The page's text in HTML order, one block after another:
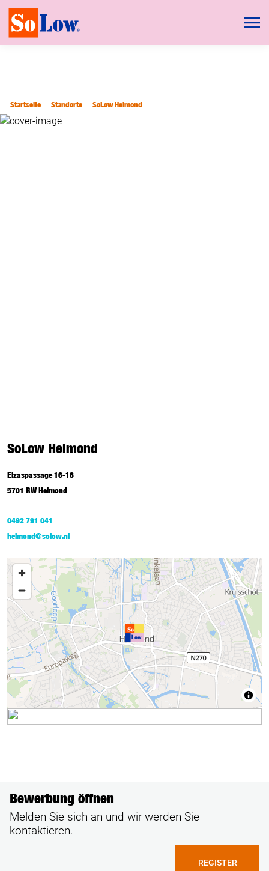
Startseite Standorte SoLow Helmond
SoLow Helmond
Elzaspassage 16-18
5701 RW Helmond
0492 791 041
helmond@solow.nl
Bewerbung öffnen
Melden Sie sich an und wir werden Sie
kontaktieren.
REGISTER